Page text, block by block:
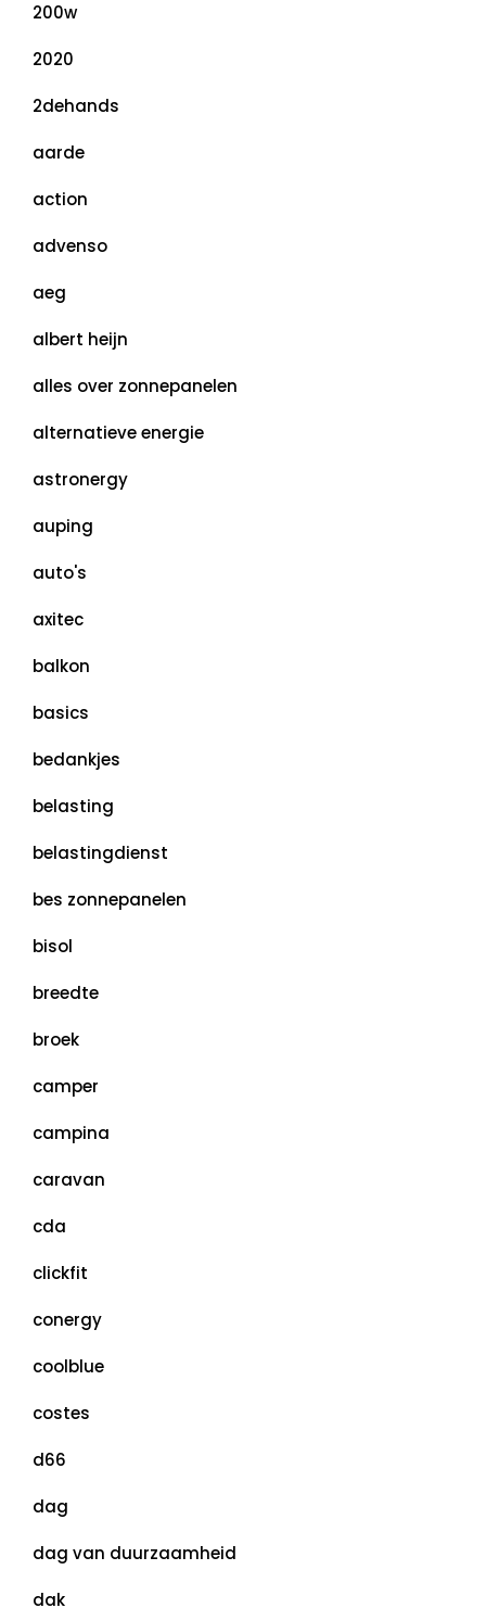
200w
2020
2dehands
aarde
action
advenso
aeg
albert heijn
alles over zonnepanelen
alternatieve energie
astronergy
auping
auto's
axitec
balkon
basics
bedankjes
belasting
belastingdienst
bes zonnepanelen
bisol
breedte
broek
camper
campina
caravan
cda
clickfit
conergy
coolblue
costes
d66
dag
dag van duurzaamheid
dak